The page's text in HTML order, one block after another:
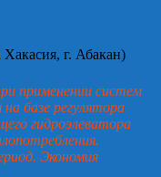
г. Абакан)
применении систем
базе регулятора
гидроэлеватора
Экономия